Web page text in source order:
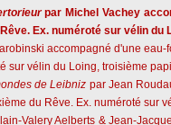
par Michel Vachey
Ex. numéroté sur vélin du
accompagné d'une eau-
sur vélin du Loing, troisième
de Leibniz par Jean
du Rêve. Ex. numéroté sur
Valery Aelberts & Jean-